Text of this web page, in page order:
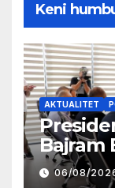
Keni
AKTUALITET
Bajram
partive
06/08/